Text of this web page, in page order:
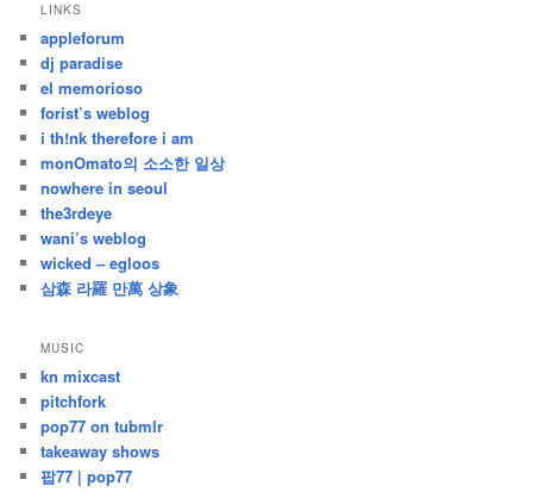
난
글
LINKS
appleforum
dj paradise
el memorioso
forist’s weblog
i th!nk therefore i am
monOmato의 소소한 일상
nowhere in seoul
the3rdeye
wani’s weblog
wicked – egloos
삼森 라羅 만萬 상象
MUSIC
kn mixcast
pitchfork
pop77 on tubmlr
takeaway shows
팝77 | pop77